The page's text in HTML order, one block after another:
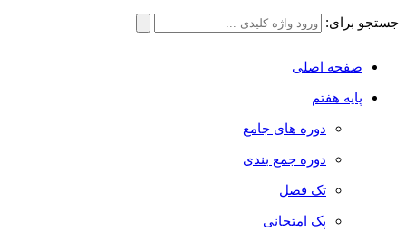
جستجو برای:
صفحه اصلی
پایه هفتم
دوره های جامع
دوره جمع بندی
تک فصل
پک امتحانی